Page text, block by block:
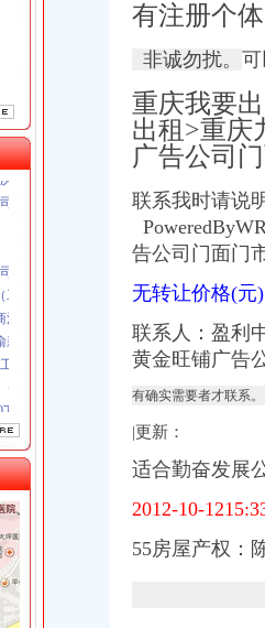
进出口权）
（工商注册）
分公司 渝北 （工商注册）
重庆分公司 渝江 （工商注册）
商注册）
册）
（工商注册）
商注册）
进出口权）
（工商注册）
分公司 渝北 （工商注册）
重庆分公司 渝江 （工商注册）
修整租排屋|武汉6500-8000元房
行_【信用信息_诉讼信息_财务信
有注册个
非诚勿扰。
重庆我要
出租>重庆
广告公司
联系我时请说
告公司门面门
无转让价格(元
联系人：盈利
黄金旺铺广告
有确实需要者才联系。
|更新：
适合勤奋发展
2012-10-
55房屋产权：